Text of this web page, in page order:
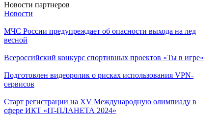
Новости партнеров
Новости
МЧС России предупреждает об опасности выхода на лед
весной
Всероссийский конкурс спортивных проектов «Ты в игре»
Подготовлен видеоролик о рисках использования VPN-
сервисов
Старт регистрации на XV Международную олимпиаду в
сфере ИКТ «IT-ПЛАНЕТА 2024»